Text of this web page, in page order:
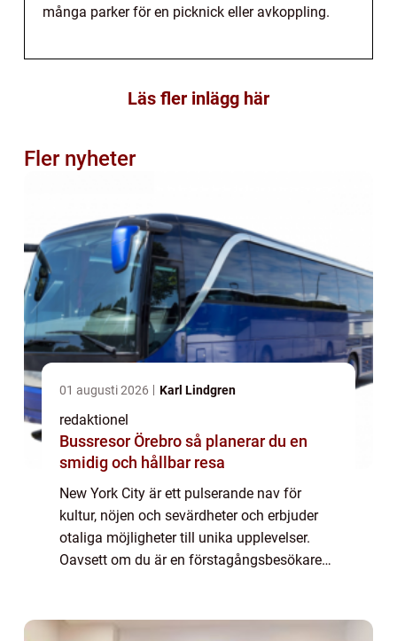
många parker för en picknick eller avkoppling.
Läs fler inlägg här
Fler nyheter
01 augusti 2026 Karl Lindgren
redaktionel
Bussresor Örebro så planerar du en
smidig och hållbar resa
New York City är ett pulserande nav för
kultur, nöjen och sevärdheter och erbjuder
otaliga möjligheter till unika upplevelser.
Oavsett om du är en förstagångsbesökare